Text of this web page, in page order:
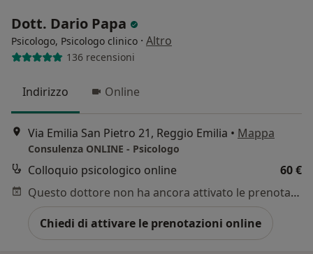
Dott. Dario Papa
Psicologo, Psicologo clinico · Altro
136 recensioni
Indirizzo Online
Via Emilia San Pietro 21, Reggio Emilia • Mappa
Consulenza ONLINE - Psicologo
Colloquio psicologico online
60 €
Questo dottore non ha ancora attivato le prenotazioni online presso questo indirizzo.
Chiedi di attivare le prenotazioni online